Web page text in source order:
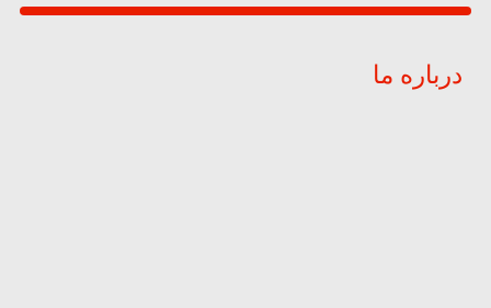
درباره ما